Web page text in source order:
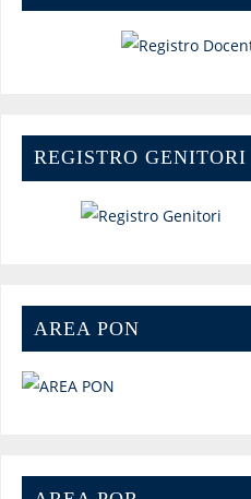
REGISTRO GENITORI
AREA PON